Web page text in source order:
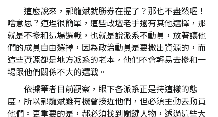
這麼說來，郝龍斌就勝券在握了？那也不盡然喔！
啥意思？道理很簡單，這些政壇老手還有其他選擇，那
就是不摻和這場選戰，也就是說派系不動員，放著讓他
們的成員自由選擇，因為政治動員是要撒出資源的，而
這些資源都是地方派系的老本，他們不會輕易去摻和一
場跟他們關係不大的選戰。
依據筆者目前觀察，眼下各派系正是持這樣的態
度，所以郝龍斌雖有機會接近他們，但必須主動去動員
他們。更重要的是，郝必須找到關鍵人物，透過這些大